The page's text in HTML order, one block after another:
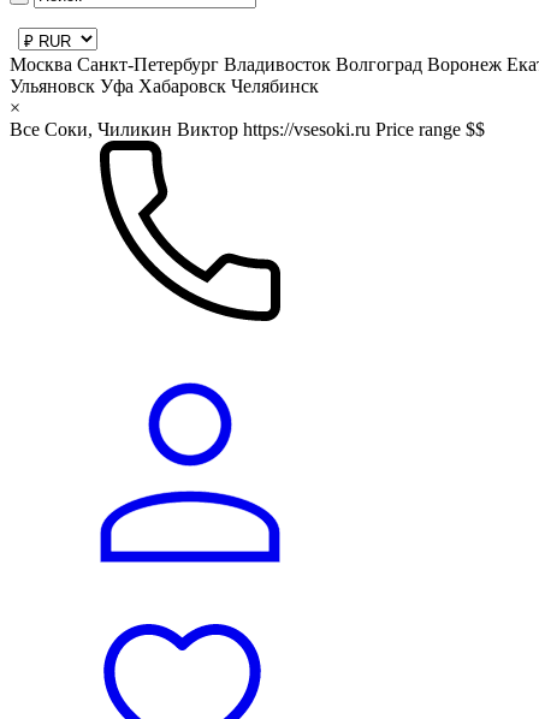
Москва Санкт-Петербург Владивосток Волгоград Воронеж
Ульяновск Уфа Хабаровск Челябинск
×
Все Соки, Чиликин Виктор https://vsesoki.ru Price range $$